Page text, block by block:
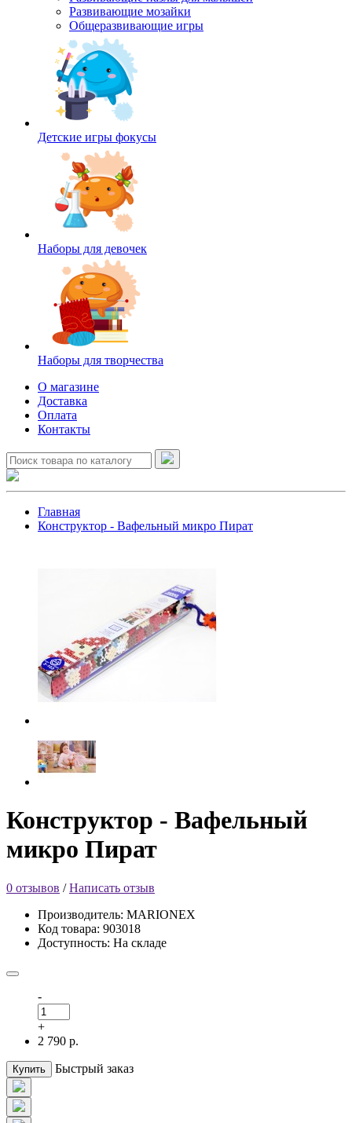
Развивающие мозайки
Общеразвивающие игры
Детские игры фокусы
Наборы для девочек
Наборы для творчества
О магазине
Доставка
Оплата
Контакты
Главная
Конструктор - Вафельный микро Пират
Конструктор - Вафельный
микро Пират
0 отзывов /Написать отзыв
Производитель: MARIONEX
Код товара: 903018
Доступность: На складе
-
+
2 790 р.
Купить Быстрый заказ